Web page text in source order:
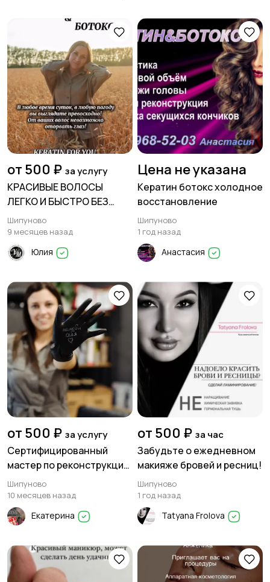
от 500 ₽ за услугу
КРАСИВЫЕ ВОЛОСЫ
ЛЕГКО И БЫСТРО БЕЗ
ОСОБЫХ УСИЛИЙ
Шипуново
9 месяцев назад
Юлия
Цена не указана
Кератин ботокс холодное
восстановление
Шипуново
1 год назад
Анастасия
от 500 ₽ за услугу
Сертифицированный
мастер по реконструкции
волос 💙
Шипуново
10 месяцев назад
Екатерина
от 500 ₽ за час
Забудьте о ежедневном
макияже бровей и ресниц!
Шипуново
1 год назад
Tatyana Frolova